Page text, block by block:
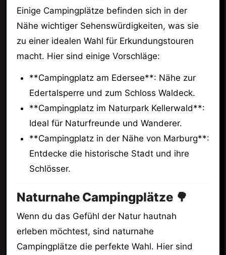
Einige Campingplätze befinden sich in der
Nähe wichtiger Sehenswürdigkeiten, was sie
zu einer idealen Wahl für Erkundungstouren
macht. Hier sind einige Vorschläge:
**Campingplatz am Edersee**: Nähe zur
Edertalsperre und zum Schloss Waldeck.
**Campingplatz im Naturpark Kellerwald**:
Ideal für Naturfreunde und Wanderer.
**Campingplatz in der Nähe von Marburg**:
Entdecke die historische Stadt und ihre
Schlösser.
Naturnahe Campingplätze 🌳
Wenn du das Gefühl der Natur hautnah
erleben möchtest, sind naturnahe
Campingplätze die perfekte Wahl. Hier sind